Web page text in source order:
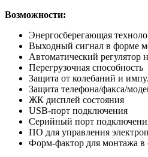
Возможности:
Энергосберегающая
Выходный сигнал в форме
Автоматический регулятор
Перегрузочная способность
Защита от колебаний и
Защита телефона/факса/
ЖК дисплей состояния
USB-порт подключения
Серийный порт
ПО для управления
Форм-фактор для монтажа в